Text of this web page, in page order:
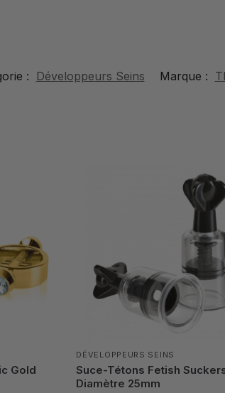
: Développeurs Seins Marque :
Gold
DÉVELOPPEURS SEINS
Suce-Tétons Fetish
Diamètre 25mm